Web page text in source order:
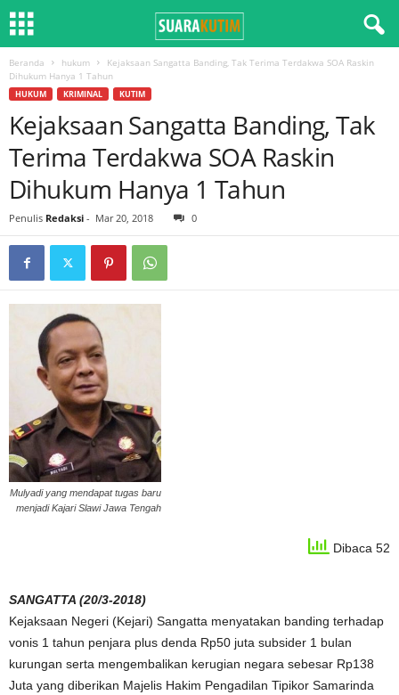
Beranda hukum
Kejaksaan Sangatta Banding, Tak Terima Terdakwa SOA Raskin
Dihukum Hanya 1 Tahun
HUKUM KRIMINAL KUTIM
Kejaksaan Sangatta Banding, Tak
Terima Terdakwa SOA Raskin
Dihukum Hanya 1 Tahun
Penulis Redaksi - Mar 20, 2018 0
Mulyadi yang mendapat tugas baru
menjadi Kajari Slawi Jawa Tengah
Dibaca 52
SANGATTA (20/3-2018)
Kejaksaan Negeri (Kejari) Sangatta menyatakan banding terhadap
vonis 1 tahun penjara plus denda Rp50 juta subsider 1 bulan
kurungan serta mengembalikan kerugian negara sebesar Rp138
Juta yang diberikan Majelis Hakim Pengadilan Tipikor Samarinda